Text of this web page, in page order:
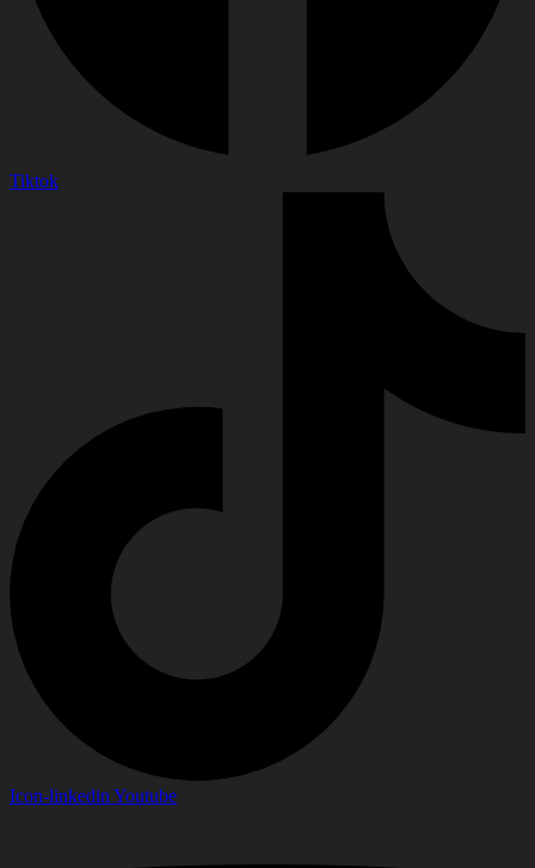
Tiktok
Icon-linkedin Youtube